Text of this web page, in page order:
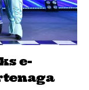
e-